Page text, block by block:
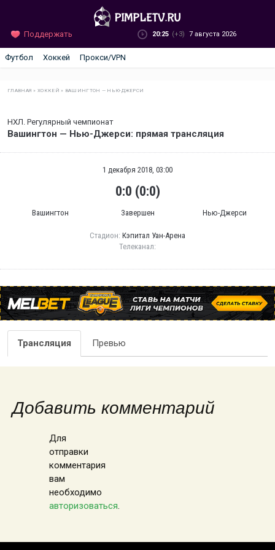
Поддержать 20:25 (+3) 7 августа 2026
Футбол Хоккей Прокси/VPN
ГЛАВНАЯ »ХОККЕЙ » ВАШИНГТОН — НЬЮ-ДЖЕРСИ
НХЛ. Регулярный чемпионат
Вашингтон — Нью-Джерси: прямая трансляция
Вашингтон
1 декабря 2018, 03:00
0:0 (0:0)
Завершен Нью-Джерси
Стадион: Кэпитал Уан-Арена
Телеканал:
Трансляция Превью
Добавить комментарий
Для
отправки
комментария
вам
необходимо
авторизоваться.